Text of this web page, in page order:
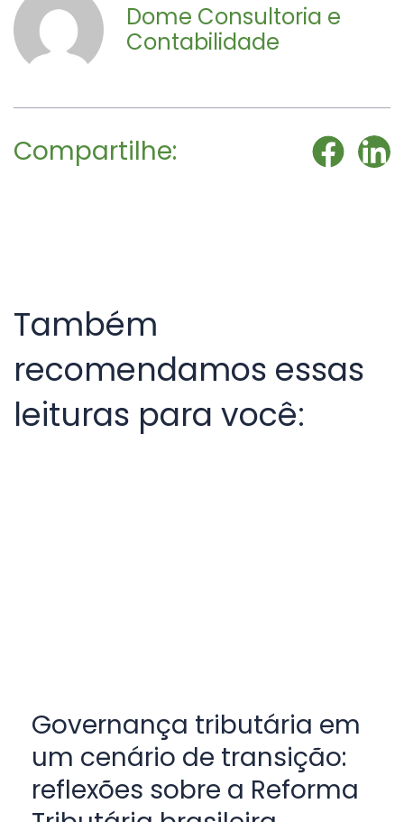
Dome Consultoria e
Contabilidade
Compartilhe:
Também
recomendamos essas
leituras para você:
Governança tributária em
um cenário de transição:
reflexões sobre a Reforma